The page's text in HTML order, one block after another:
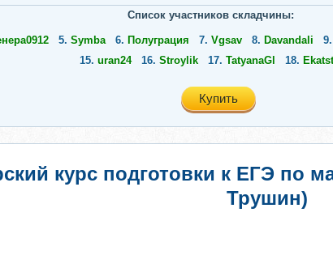
Список участников складчины:
5. Symba 6. Полуграция 7. Vgsav 8. Davandali 9.
15. uran24 16. Stroylik 17. TatyanaGl 18.
Купить
курс подготовки к ЕГЭ по
Трушин)